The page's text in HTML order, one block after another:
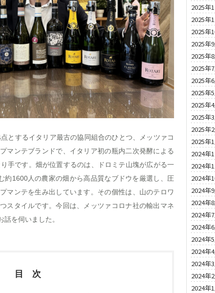
とするイタリア最古の協同組合のひとつ、メッツァコ
マンテブランドで、イタリア初の瓶内二次発酵による
手です。畑が位置するのは、ドロミテ山塊が広がる一
約1600人の農家の畑から高品質なブドウを厳選し、圧
マンテを生み出しています。その個性は、山のテロワ
スタイルです。今回は、メッツァコロナ社の輸出マネ
を伺いました。
目 次
2025年
2025年
2025年
2025年
2025年
2025年
2025年
2025年
2025年
2025年
2025年
2025年
2024年
2024年
2024年
2024年
2024年
2024年
2024年
2024年
2024年
2024年
2024年
2024年